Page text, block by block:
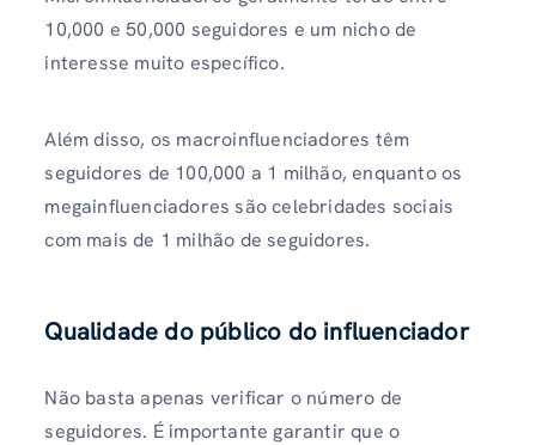
10,000 e 50,000 seguidores e um nicho de
interesse muito específico.
Além disso, os macroinfluenciadores têm
seguidores de 100,000 a 1 milhão, enquanto os
megainfluenciadores são celebridades sociais
com mais de 1 milhão de seguidores.
Qualidade do público do influenciador
Não basta apenas verificar o número de
seguidores. É importante garantir que o